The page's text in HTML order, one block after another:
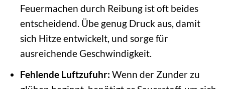
Feuermachen durch Reibung ist oft beides
entscheidend. Übe genug Druck aus, damit
sich Hitze entwickelt, und sorge für
ausreichende Geschwindigkeit.
Fehlende Luftzufuhr: Wenn der Zunder zu